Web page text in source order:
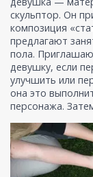
скульптор. Он
композиция
предлагают
пола.
девушку, если
улучшить или
она это
персонажа.